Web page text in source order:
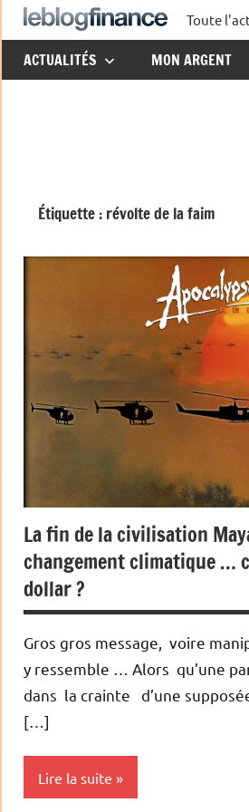
Aller
au
contenu
Le
Toute
ACTUALITÉS MON ARGENT
Étiquette : révolte de la faim
La fin de la civilisation
changement climatique …
dollar ?
Gros gros message, voire
y ressemble … Alors qu’une
dans la crainte d’une
[…]
Lire la suite